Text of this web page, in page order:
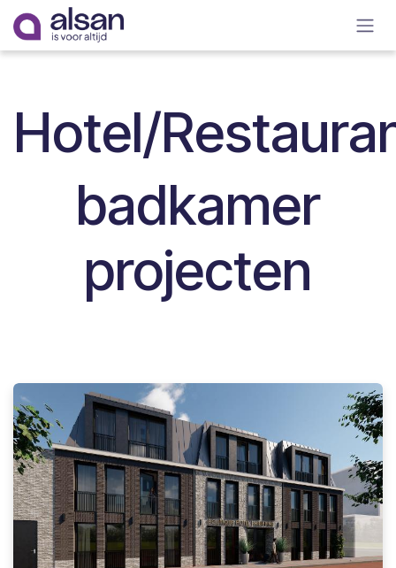
Overslaan naar inhoud
Hotel/
badkamer
projecten